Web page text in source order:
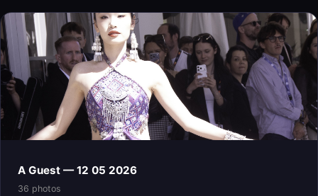
A Guest — 12 05 2026
36 photos